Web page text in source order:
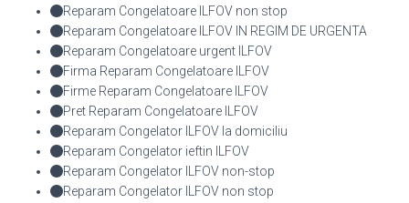
Reparam Congelatoare ILFOV non stop
Reparam Congelatoare ILFOV IN REGIM DE URGENTA
Reparam Congelatoare urgent ILFOV
Firma Reparam Congelatoare ILFOV
Firme Reparam Congelatoare ILFOV
Pret Reparam Congelatoare ILFOV
Reparam Congelator ILFOV la domiciliu
Reparam Congelator ieftin ILFOV
Reparam Congelator ILFOV non-stop
Reparam Congelator ILFOV non stop